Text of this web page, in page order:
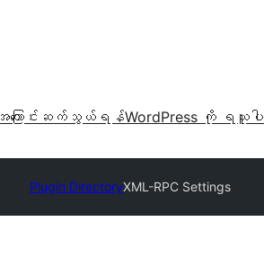
အကြောင်း ဆက်သွယ်ရန်WordPress ကို ရယူပါ
Plugin DirectoryXML-RPC Settings